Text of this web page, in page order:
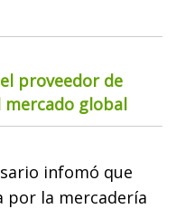
proveedor de
global
infomó que
por la mercadería